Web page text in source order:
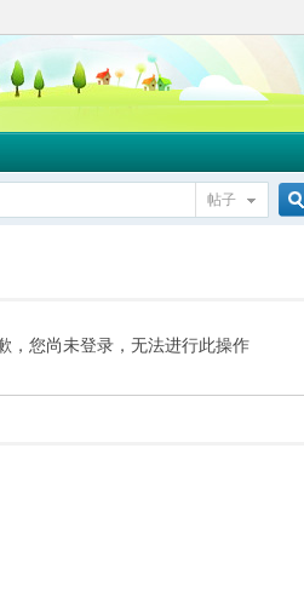
帖子
，您尚未登录，无法进行此操作